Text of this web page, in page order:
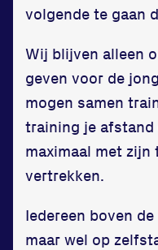
Locatie
Sportpark Reeweg
Halmaheiraplein 35
Bekijk locatie
volgende te gaan
Wij blijven alleen
geven voor de
mogen samen
training je afstand
maximaal met zijn
vertrekken.
Iedereen boven
maar wel op